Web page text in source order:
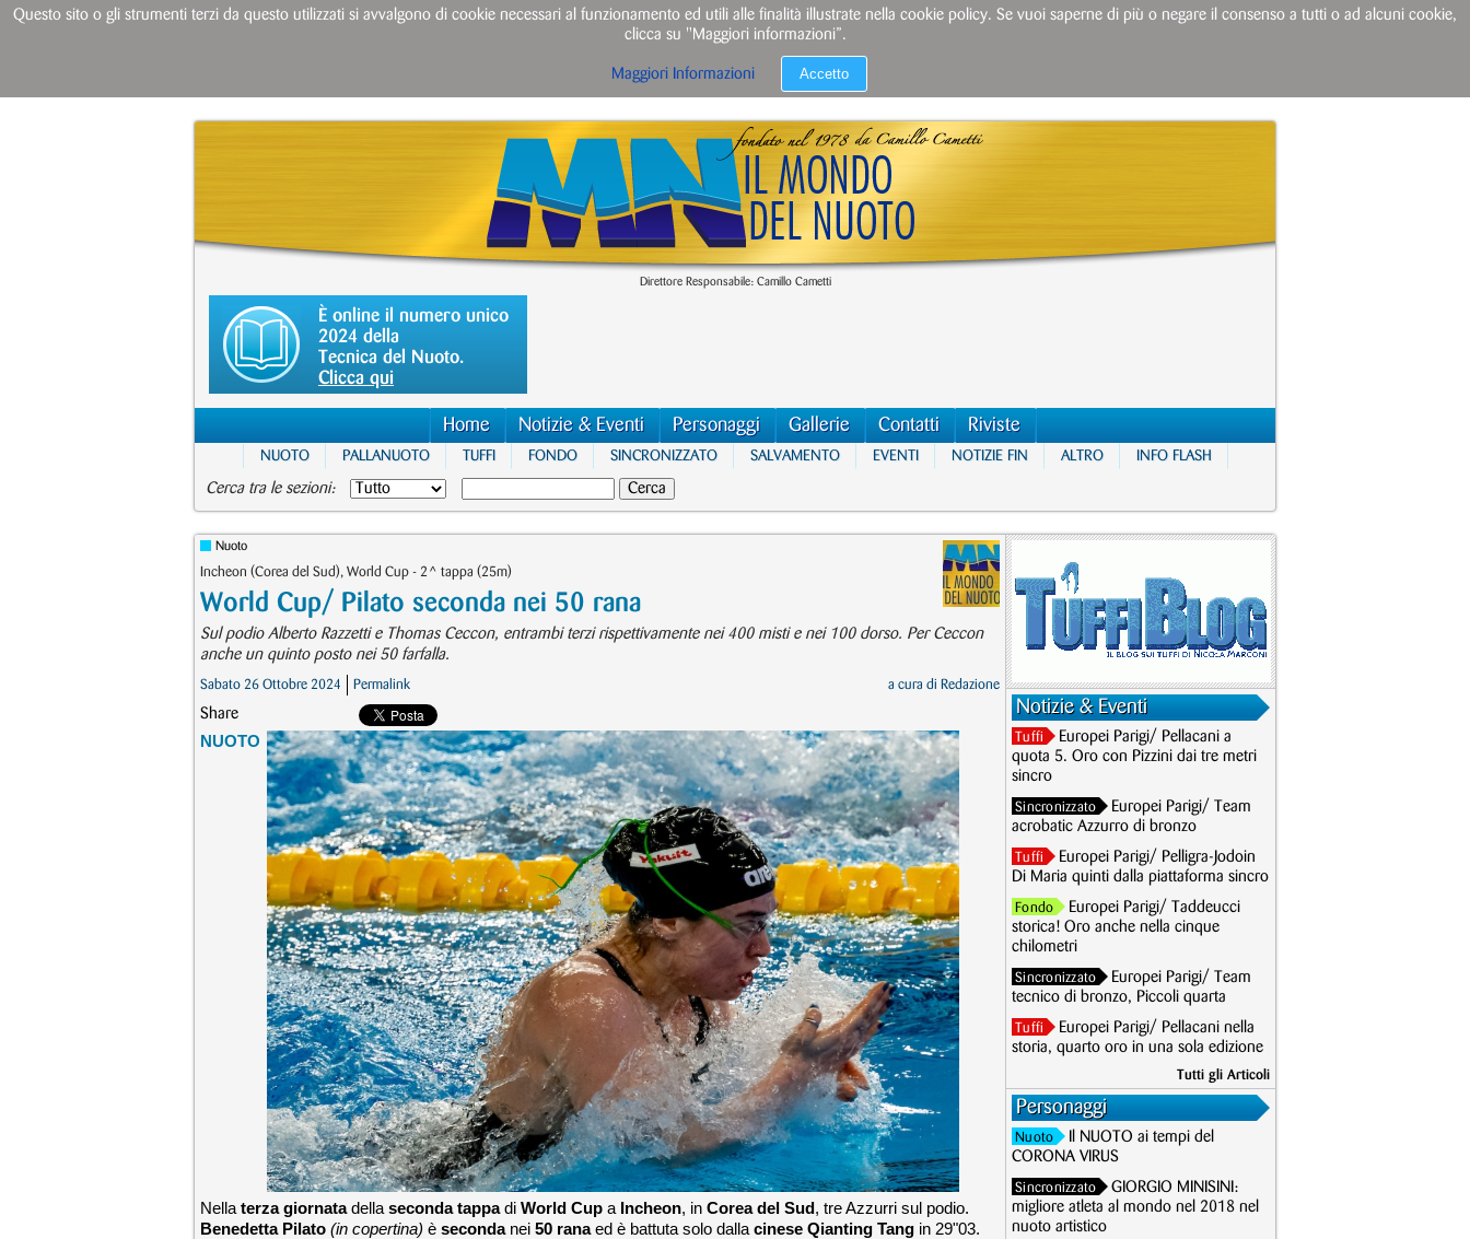
Direttore Responsabile: Camillo Cametti
È online il numero unico
2024 della
Tecnica del Nuoto.
Clicca qui
Home Notizie & Eventi Personaggi Gallerie Contatti Riviste
NUOTO PALLANUOTO TUFFI FONDO SINCRONIZZATO SALVAMENTO EVENTI NOTIZIE FIN ALTRO INFO FLASH
Cerca tra le sezioni:
Nuoto
Incheon (Corea del Sud), World Cup - 2^ tappa (25m)
World Cup/ Pilato seconda nei 50 rana
Sul podio Alberto Razzetti e Thomas Ceccon, entrambi terzi rispettivamente nei 400 misti e nei 100 dorso. Per Ceccon
anche un quinto posto nei 50 farfalla.
Sabato 26 Ottobre 2024 Permalink a cura di Redazione
Share
NUOTO
Nella terza giornatadella seconda tappadi World Cup a Incheon, in Corea del Sud, tre Azzurri sul podio.
Benedetta Pilato (in copertina) è secondanei 50 ranaed è battuta solo dalla cinese Qianting Tang in 29"03.
Notizie & Eventi
Tuffi
Europei Parigi/ Pellacani a
quota 5. Oro con Pizzini dai tre metri
sincro
Sincronizzato
Europei Parigi/ Team
acrobatic Azzurro di bronzo
Tuffi
Europei Parigi/ Pelligra-Jodoin
Di Maria quinti dalla piattaforma sincro
Fondo
Europei Parigi/ Taddeucci
storica! Oro anche nella cinque
chilometri
Sincronizzato
Europei Parigi/ Team
tecnico di bronzo, Piccoli quarta
Tuffi
Europei Parigi/ Pellacani nella
storia, quarto oro in una sola edizione
Tutti gli Articoli
Personaggi
Nuoto
Il NUOTO ai tempi del
CORONA VIRUS
Sincronizzato
GIORGIO MINISINI:
migliore atleta al mondo nel 2018 nel
nuoto artistico
Questo sito o gli strumenti terzi da questo utilizzati si avvalgono di cookie necessari al funzionamento ed utili alle finalità illustrate nella cookie policy. Se vuoi saperne di più o negare il consenso a tutti o ad alcuni cookie,
clicca su "Maggiori informazioni”.
Maggiori Informazioni Accetto